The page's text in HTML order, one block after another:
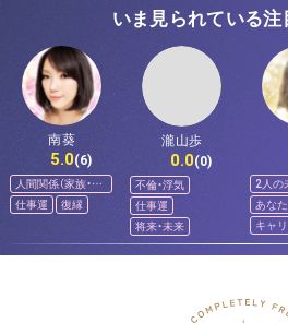
いま見られている
南葵
5.0(6)
人間関係（家族・友
人）
仕事運 復縁
瀧山歩
0.0(0)
不倫・浮気
仕事運
将来・未来
2人の
あな
キャ